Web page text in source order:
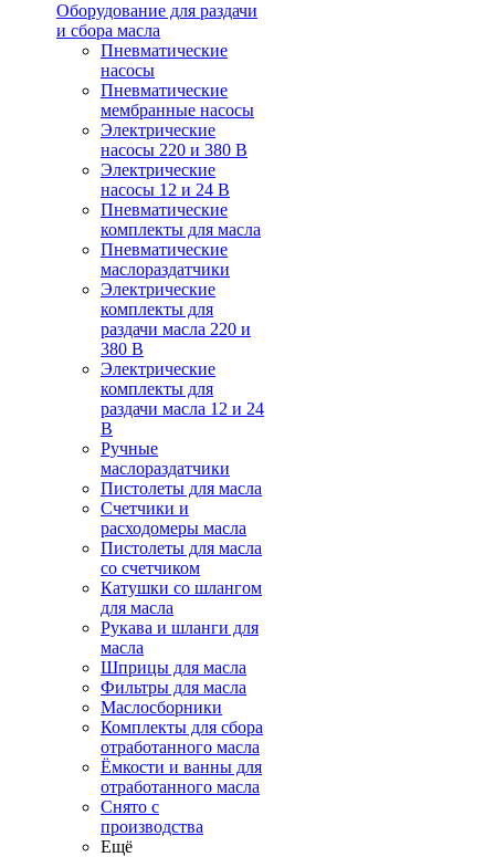
Оборудование для раздачи
и сбора масла
Пневматические
насосы
Пневматические
мембранные насосы
Электрические
насосы 220 и 380 В
Электрические
насосы 12 и 24 В
Пневматические
комплекты для масла
Пневматические
маслораздатчики
Электрические
комплекты для
раздачи масла 220 и
380 В
Электрические
комплекты для
раздачи масла 12 и 24
В
Ручные
маслораздатчики
Пистолеты для масла
Счетчики и
расходомеры масла
Пистолеты для масла
со счетчиком
Катушки со шлангом
для масла
Рукава и шланги для
масла
Шприцы для масла
Фильтры для масла
Маслосборники
Комплекты для сбора
отработанного масла
Ёмкости и ванны для
отработанного масла
Снято с
производства
Ещё